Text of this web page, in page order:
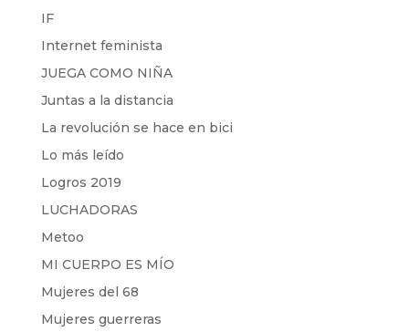
IF
Internet feminista
JUEGA COMO NIÑA
Juntas a la distancia
La revolución se hace en bici
Lo más leído
Logros 2019
LUCHADORAS
Metoo
MI CUERPO ES MÍO
Mujeres del 68
Mujeres guerreras